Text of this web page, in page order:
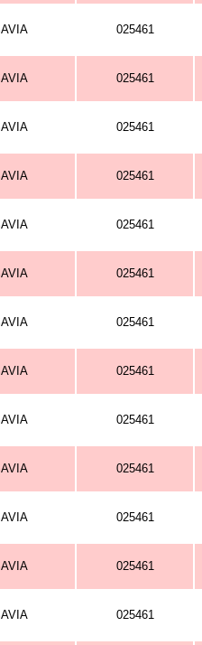
025461
025461
025461
025461
025461
025461
025461
025461
025461
025461
025461
025461
025461